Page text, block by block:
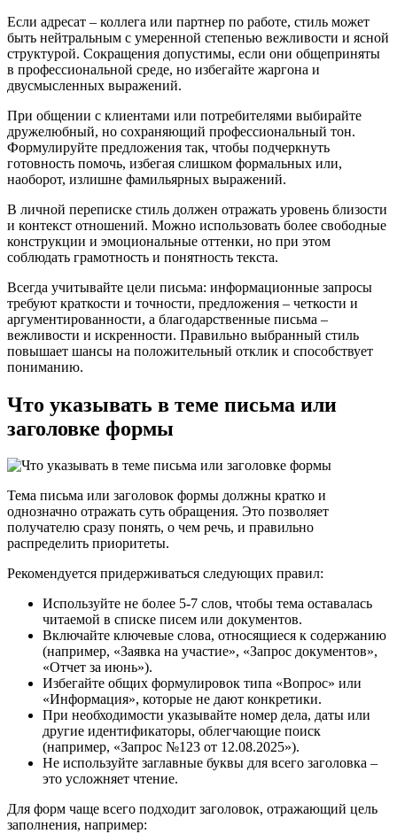
Если адресат – коллега или партнер по работе, стиль может
быть нейтральным с умеренной степенью вежливости и ясной
структурой. Сокращения допустимы, если они общеприняты
в профессиональной среде, но избегайте жаргона и
двусмысленных выражений.
При общении с клиентами или потребителями выбирайте
дружелюбный, но сохраняющий профессиональный тон.
Формулируйте предложения так, чтобы подчеркнуть
готовность помочь, избегая слишком формальных или,
наоборот, излишне фамильярных выражений.
В личной переписке стиль должен отражать уровень близости
и контекст отношений. Можно использовать более свободные
конструкции и эмоциональные оттенки, но при этом
соблюдать грамотность и понятность текста.
Всегда учитывайте цели письма: информационные запросы
требуют краткости и точности, предложения – четкости и
аргументированности, а благодарственные письма –
вежливости и искренности. Правильно выбранный стиль
повышает шансы на положительный отклик и способствует
пониманию.
Что указывать в теме письма или
заголовке формы
Тема письма или заголовок формы должны кратко и
однозначно отражать суть обращения. Это позволяет
получателю сразу понять, о чем речь, и правильно
распределить приоритеты.
Рекомендуется придерживаться следующих правил:
Используйте не более 5-7 слов, чтобы тема оставалась
читаемой в списке писем или документов.
Включайте ключевые слова, относящиеся к содержанию
(например, «Заявка на участие», «Запрос документов»,
«Отчет за июнь»).
Избегайте общих формулировок типа «Вопрос» или
«Информация», которые не дают конкретики.
При необходимости указывайте номер дела, даты или
другие идентификаторы, облегчающие поиск
(например, «Запрос №123 от 12.08.2025»).
Не используйте заглавные буквы для всего заголовка –
это усложняет чтение.
Для форм чаще всего подходит заголовок, отражающий цель
заполнения, например: